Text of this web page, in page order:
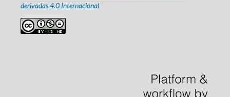
derivadas 4.0 Internacional